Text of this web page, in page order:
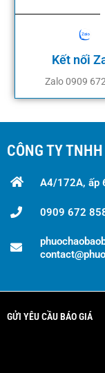
Kết nối
Zalo 0909
CÔNG TY
A4/172A, ấp
0909 672
GỬI YÊU CẦU BÁO GIÁ